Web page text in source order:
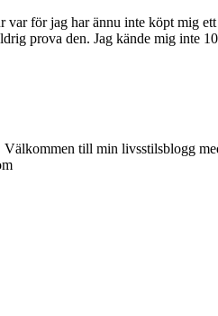
för jag har ännu inte köpt mig
prova den. Jag kände mig inte
till min livsstilsblogg